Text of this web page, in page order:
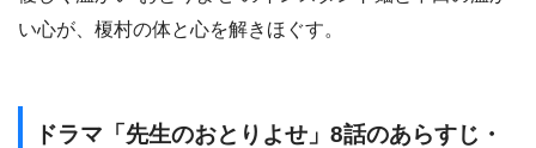
い心が、榎村の体と心を解きほぐす。
ドラマ「先生のおとりよせ」8話のあらすじ・